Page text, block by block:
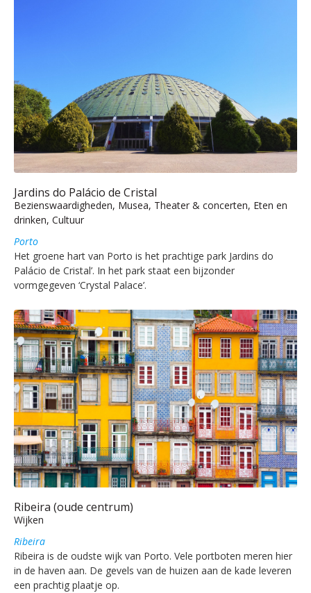
Jardins do Palácio de Cristal
Bezienswaardigheden, Musea, Theater & concerten, Eten en
drinken, Cultuur
Porto
Het groene hart van Porto is het prachtige park Jardins do
Palácio de Cristal’. In het park staat een bijzonder
vormgegeven ‘Crystal Palace’.
Ribeira (oude centrum)
Wijken
Ribeira
Ribeira is de oudste wijk van Porto. Vele portboten meren hier
in de haven aan. De gevels van de huizen aan de kade leveren
een prachtig plaatje op.